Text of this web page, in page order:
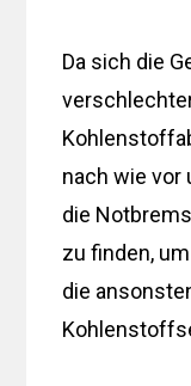
Da sich die
nach wie vor
die
zu finden,
die